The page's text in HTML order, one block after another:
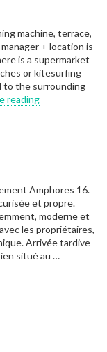
machine, terrace,
+ location is
is a supermarket
or kitesurfing
to the surrounding
reading“Romain”
Amphores 16.
et propre.
moderne et
les propriétaires,
Arrivée tardive
situé au …